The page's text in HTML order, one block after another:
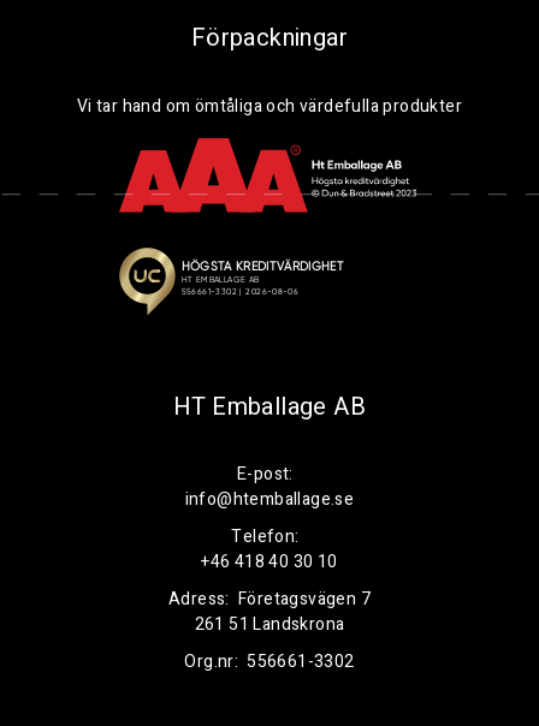
Förpackningar
Vi tar hand om ömtåliga och värdefulla produkter
HT Emballage AB
E-post:
info@htemballage.se
Telefon:
+46 418 40 30 10
Adress: Företagsvägen 7
261 51 Landskrona
Org.nr: 556661-3302